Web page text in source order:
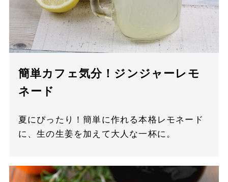
簡単カフェ気分！ジンジャーレモ
ネード
夏にぴったり！簡単に作れる本格レモネード
に、生の生姜を加えて大人な一杯に。